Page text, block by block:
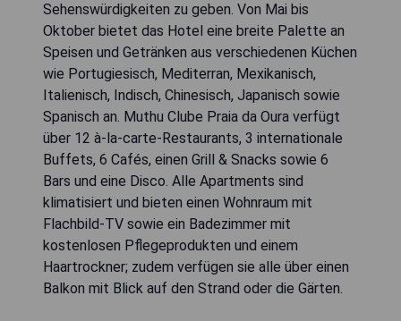
Sehenswürdigkeiten zu geben. Von Mai bis
Oktober bietet das Hotel eine breite Palette an
Speisen und Getränken aus verschiedenen Küchen
wie Portugiesisch, Mediterran, Mexikanisch,
Italienisch, Indisch, Chinesisch, Japanisch sowie
Spanisch an. Muthu Clube Praia da Oura verfügt
über 12 à-la-carte-Restaurants, 3 internationale
Buffets, 6 Cafés, einen Grill & Snacks sowie 6
Bars und eine Disco. Alle Apartments sind
klimatisiert und bieten einen Wohnraum mit
Flachbild-TV sowie ein Badezimmer mit
kostenlosen Pflegeprodukten und einem
Haartrockner; zudem verfügen sie alle über einen
Balkon mit Blick auf den Strand oder die Gärten.